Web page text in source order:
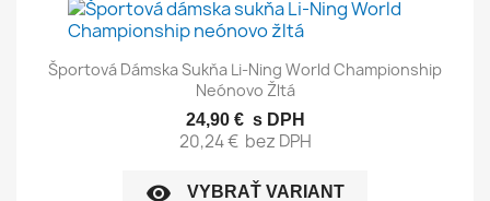
Športová Dámska Sukňa Li-Ning World Championship
Neónovo Žltá
24,90 € s DPH
20,24 € bez DPH
visibility VYBRAŤ VARIANT